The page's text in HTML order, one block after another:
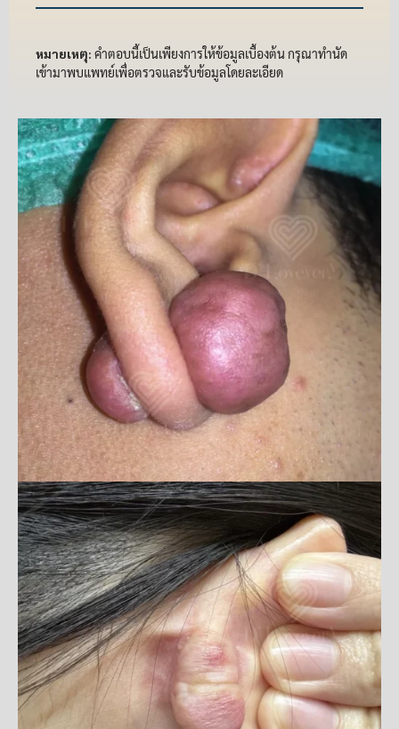
หมายเหตุ: คำตอบนี้เป็นเพียงการให้ข้อมูลเบื้องต้น กรุณาทำนัด
เข้ามาพบแพทย์เพื่อตรวจและรับข้อมูลโดยละเอียด